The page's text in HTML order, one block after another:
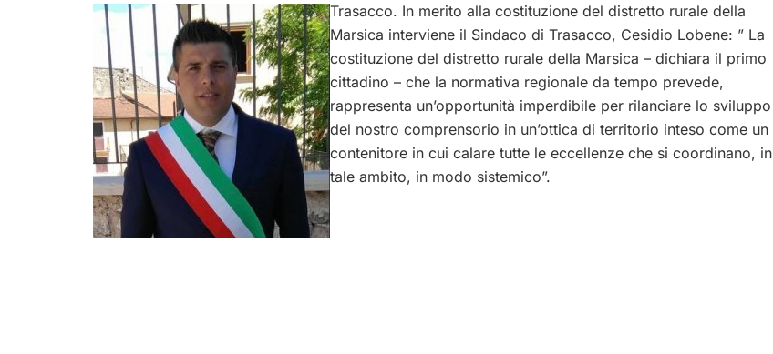
Trasacco. In merito alla costituzione del distretto rurale della
Marsica interviene il Sindaco di Trasacco, Cesidio Lobene: ” La
costituzione del distretto rurale della Marsica – dichiara il primo
cittadino – che la normativa regionale da tempo prevede,
rappresenta un’opportunità imperdibile per rilanciare lo sviluppo
del nostro comprensorio in un’ottica di territorio inteso come un
contenitore in cui calare tutte le eccellenze che si coordinano, in
tale ambito, in modo sistemico”.